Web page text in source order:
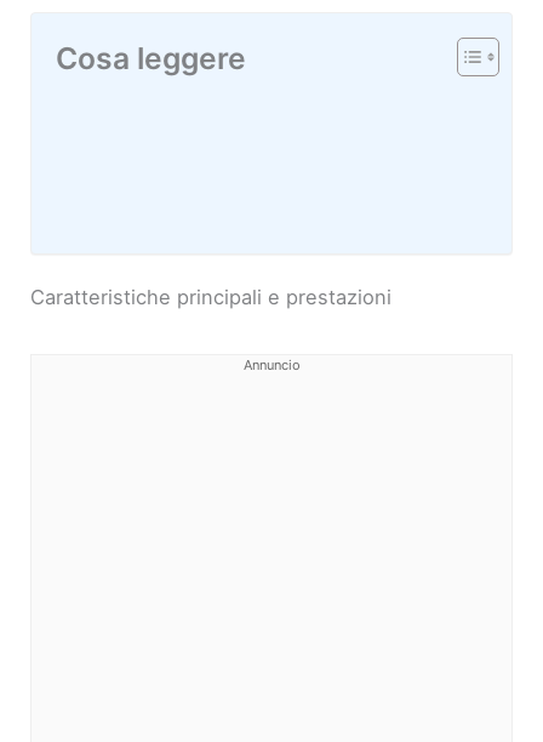
Cosa leggere
Caratteristiche principali e prestazioni
Annuncio